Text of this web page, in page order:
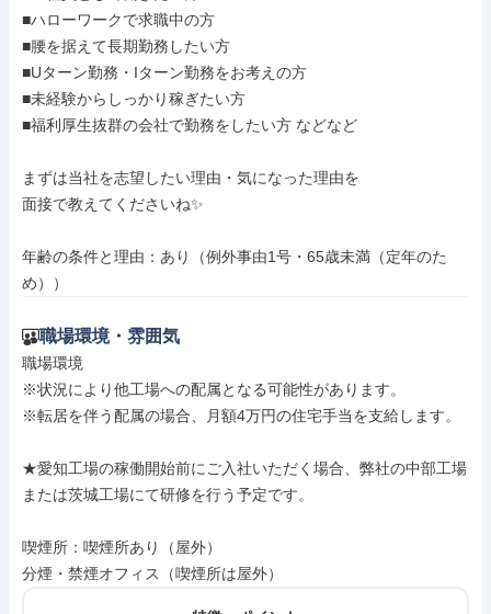
■ハローワークで求職中の方
■腰を据えて長期勤務したい方
■Uターン勤務・Iターン勤務をお考えの方
■未経験からしっかり稼ぎたい方
■福利厚生抜群の会社で勤務をしたい方 などなど
まずは当社を志望したい理由・気になった理由を
面接で教えてくださいね✨
年齢の条件と理由：あり（例外事由1号・65歳未満（定年のた
め））
職場環境・雰囲気
職場環境
※状況により他工場への配属となる可能性があります。
※転居を伴う配属の場合、月額4万円の住宅手当を支給します。
★愛知工場の稼働開始前にご入社いただく場合、弊社の中部工場
または茨城工場にて研修を行う予定です。
喫煙所：喫煙所あり（屋外）
分煙・禁煙オフィス（喫煙所は屋外）